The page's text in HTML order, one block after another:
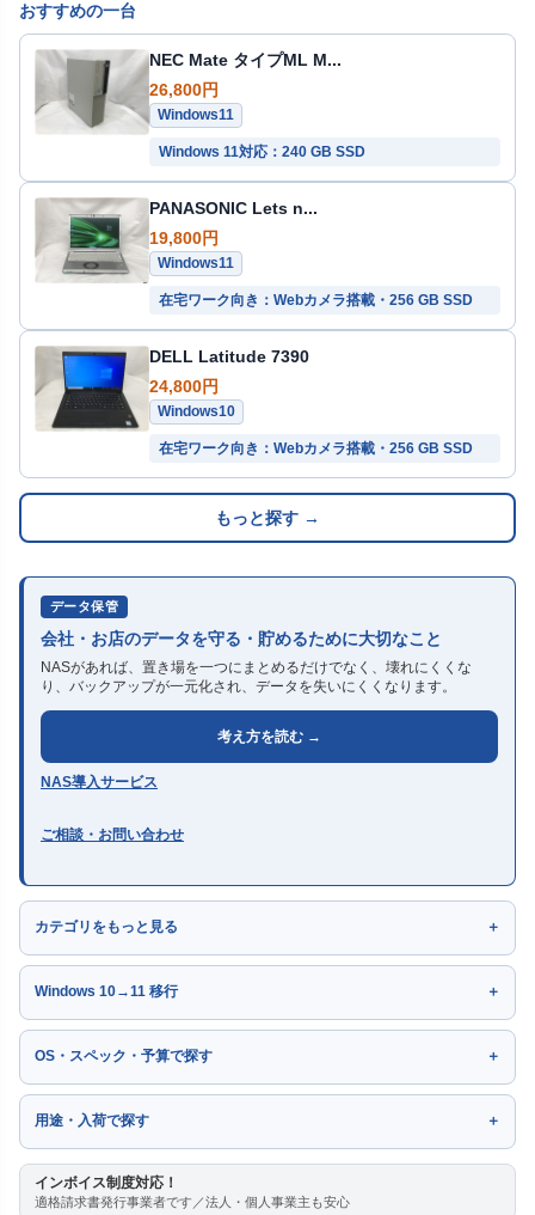
おすすめの一台
NEC Mate タイプML M...
26,800円
Windows11
Windows 11対応：240 GB SSD
PANASONIC Lets n...
19,800円
Windows11
在宅ワーク向き：Webカメラ搭載・256 GB SSD
DELL Latitude 7390
24,800円
Windows10
在宅ワーク向き：Webカメラ搭載・256 GB SSD
もっと探す →
データ保管
会社・お店のデータを守る・貯めるために大切なこと
NASがあれば、置き場を一つにまとめるだけでなく、壊れにくくな
り、バックアップが一元化され、データを失いにくくなります。
考え方を読む →
NAS導入サービス
ご相談・お問い合わせ
カテゴリをもっと見る
Windows 10→11 移行
OS・スペック・予算で探す
用途・入荷で探す
インボイス制度対応！
適格請求書発行事業者です／法人・個人事業主も安心